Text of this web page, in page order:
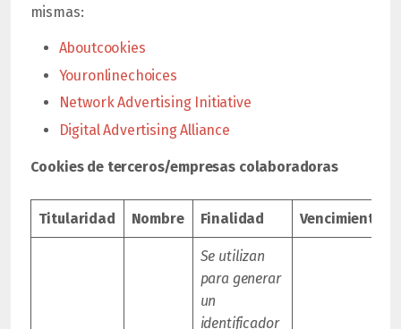
mismas:
Aboutcookies
Youronlinechoices
Network Advertising Initiative
Digital Advertising Alliance
Cookies de terceros/empresas colaboradoras
Titularidad Nombre Finalidad Vencimiento
Se utilizan
para generar
un
identificador